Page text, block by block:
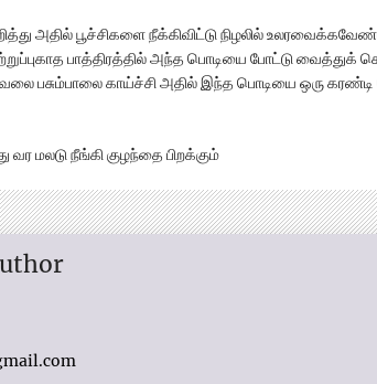
அதில் பூச்சிகளை நீக்கிவிட்டு நிழலில்
பாத்திரத்தில் அந்த பொடியை போட்டு
பசும்பாலை காய்ச்சி அதில் இந்த பொடியை ஒரு கரண்டி
மலடு நீங்கி குழந்தை பிறக்கும்